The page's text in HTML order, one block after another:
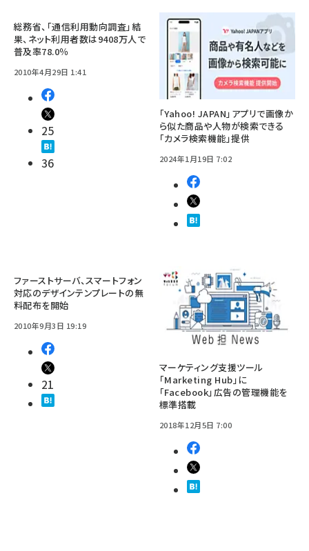
総務省、「通信利用動向調査」結
果、ネット利用者数は9408万人で
普及率78.0％
2010年4月29日 1:41
25
36
「Yahoo! JAPAN」アプリで画像か
ら似た商品や人物が検索できる
「カメラ検索機能」提供
2024年1月19日 7:02
ファーストサーバ、スマートフォン
対応のデザインテンプレートの無
料配布を開始
2010年9月3日 19:19
21
マーケティング支援ツール
「Marketing Hub」に
「Facebook」広告の管理機能を
標準搭載
2018年12月5日 7:00